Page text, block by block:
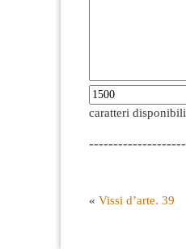
caratteri disponibili
« Vissi d’arte. 39